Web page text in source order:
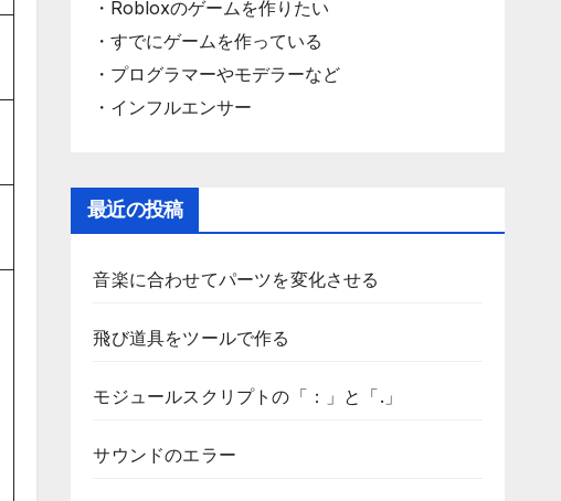
・Robloxのゲームを作りたい
・すでにゲームを作っている
・プログラマーやモデラーなど
・インフルエンサー
最近の投稿
音楽に合わせてパーツを変化させる
飛び道具をツールで作る
モジュールスクリプトの「：」と「.」
サウンドのエラー